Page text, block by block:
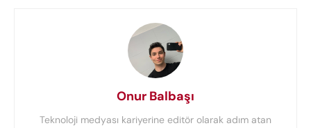
Onur Balbaşı
Teknoloji medyası kariyerine editör olarak adım atan